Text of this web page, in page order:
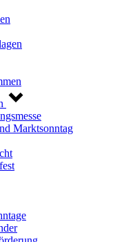
Marktsonntag